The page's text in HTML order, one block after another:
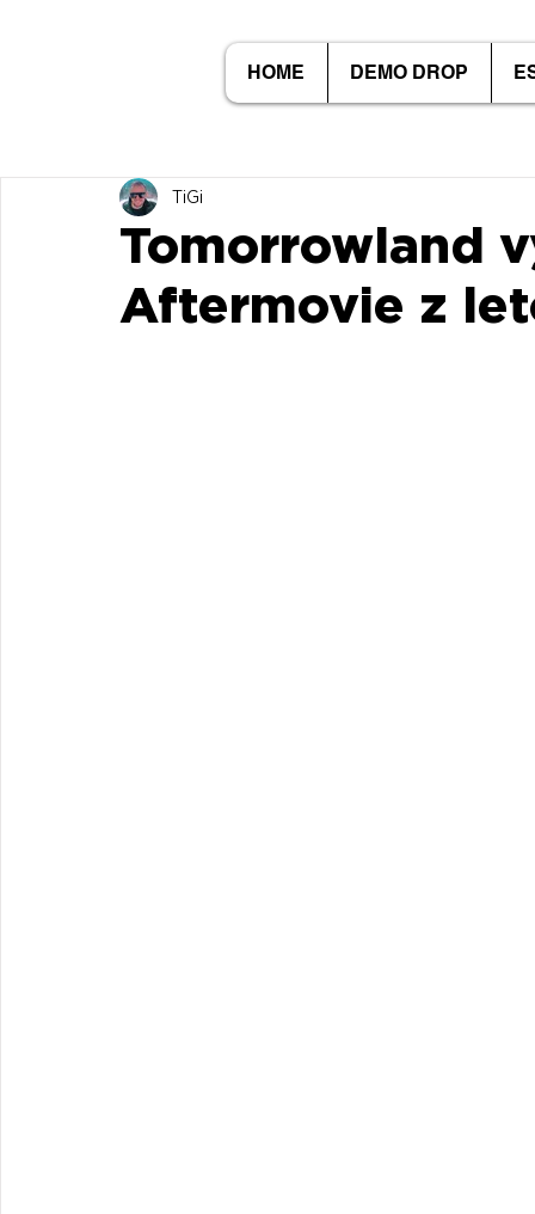
HOME DEMO DROP
Tomorrowland
Aftermovie z
TiGi